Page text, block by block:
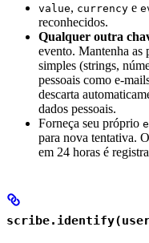
value, currency e
reconhecidos.
Qualquer outra
evento. Mantenha as
simples (strings,
pessoais como e-
descarta
dados pessoais.
Forneça seu próprio
para nova tentativa.
em 24 horas é